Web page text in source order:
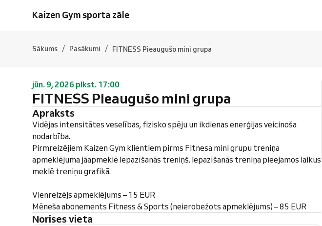
Kaizen Gym sporta zāle
Sākums / Pasākumi / FITNESS Pieaugušo mini grupa
jūn. 9, 2026 plkst. 17:00
FITNESS Pieaugušo mini grupa
Apraksts
Vidējas intensitātes veselības, fizisko spēju un ikdienas enerģijas veicinoša
nodarbība.
Pirmreizējiem Kaizen Gym klientiem pirms Fitnesa mini grupu treniņa
apmeklējuma jāapmeklē Iepazīšanās treniņš. Iepazīšanās treniņa pieejamos laikus
meklē treniņu grafikā.
Vienreizējs apmeklējums – 15 EUR
Mēneša abonements Fitness & Sports (neierobežots apmeklējums) – 85 EUR
Norises vieta